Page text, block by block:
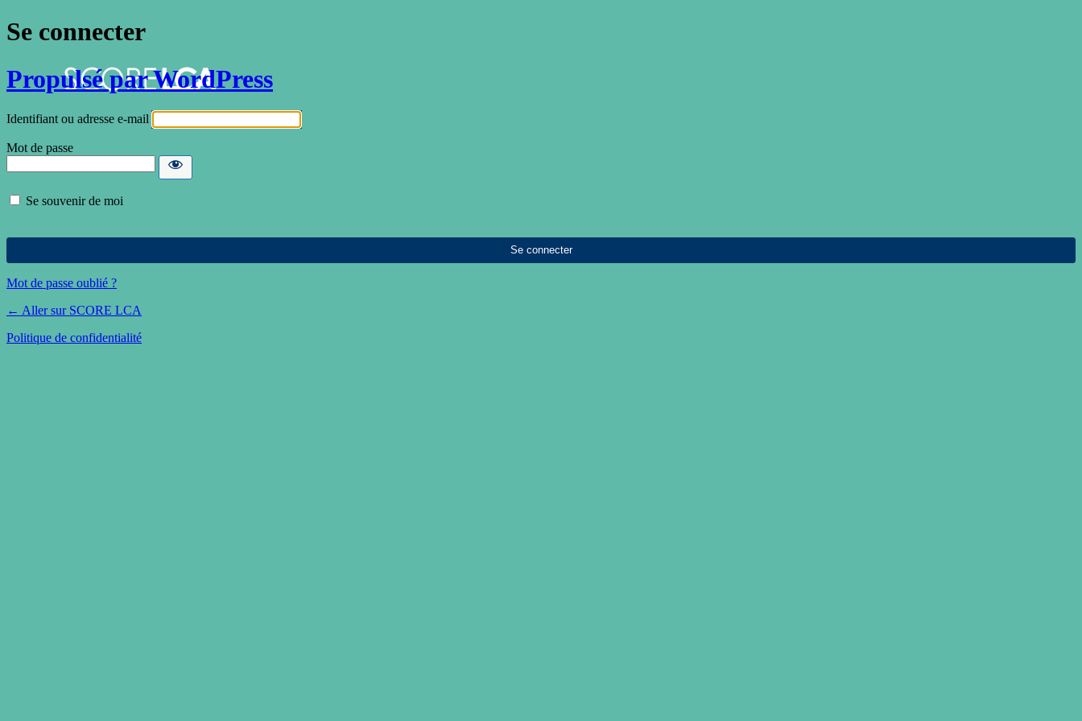
Se connecter
Propulsé par WordPress
Identifiant ou adresse e-mail
Mot de passe
Se souvenir de moi
Mot de passe oublié ?
← Aller sur SCORE LCA
Politique de confidentialité